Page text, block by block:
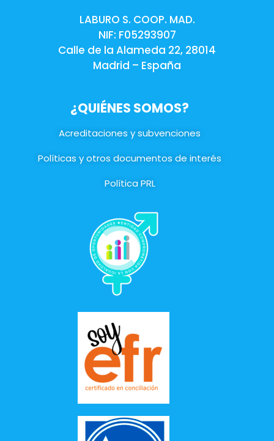
LABURO S. COOP. MAD.
NIF: F05293907
Calle de la Alameda 22, 28014
Madrid – España
¿QUIÉNES SOMOS?
Acreditaciones y subvenciones
Políticas y otros documentos de interés
Política PRL